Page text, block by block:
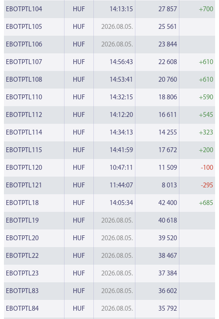
EBOTPTL104 HUF 14:13:15 27 857 +700
EBOTPTL105 HUF 2026.08.05. 25 561
EBOTPTL106 HUF 2026.08.05. 23 844
EBOTPTL107 HUF 14:56:43 22 608 +610
EBOTPTL108 HUF 14:53:41 20 760 +610
EBOTPTL110 HUF 14:32:15 18 806 +590
EBOTPTL112 HUF 14:12:20 16 611 +545
EBOTPTL114 HUF 14:34:13 14 255 +323
EBOTPTL115 HUF 14:41:59 17 672 +200
EBOTPTL120 HUF 10:47:11 11 509 -100
EBOTPTL121 HUF 11:44:07 8 013 -295
EBOTPTL18 HUF 14:05:34 42 400 +685
EBOTPTL19 HUF 2026.08.05. 40 618
EBOTPTL20 HUF 2026.08.05. 39 520
EBOTPTL22 HUF 2026.08.05. 38 467
EBOTPTL23 HUF 2026.08.05. 37 384
EBOTPTL83 HUF 2026.08.05. 36 602
EBOTPTL84 HUF 2026.08.05. 35 792